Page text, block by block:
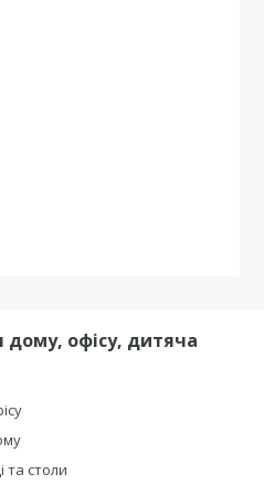
дому, офісу, дитяча
та столи